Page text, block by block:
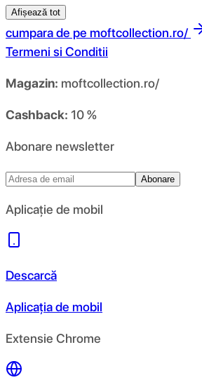
Afișează tot
cumpara de pe moftcollection.ro/
Termeni si Conditii
Magazin: moftcollection.ro/
Cashback: 10 %
Abonare newsletter
Abonare
Aplicație de mobil
Descarcă
Aplicația de mobil
Extensie Chrome